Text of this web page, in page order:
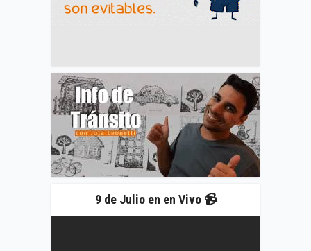
9 de Julio en en Vivo 📹